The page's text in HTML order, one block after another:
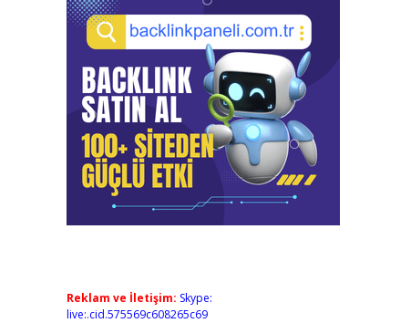
Reklam ve İletişim: Skype:
live:.cid.575569c608265c69